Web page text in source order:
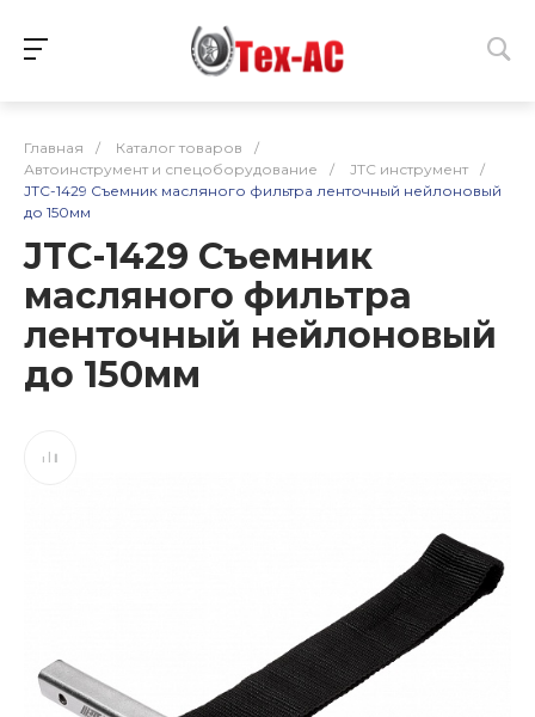
Главная / Каталог товаров
/
Автоинструмент и спецоборудование
/ JTC инструмент
/
JTC-1429 Съемник масляного фильтра ленточный нейлоновый
до 150мм
JTC-1429 Съемник
масляного фильтра
ленточный нейлоновый
до 150мм